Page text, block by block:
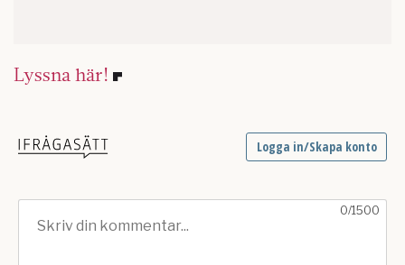
Lyssna här!